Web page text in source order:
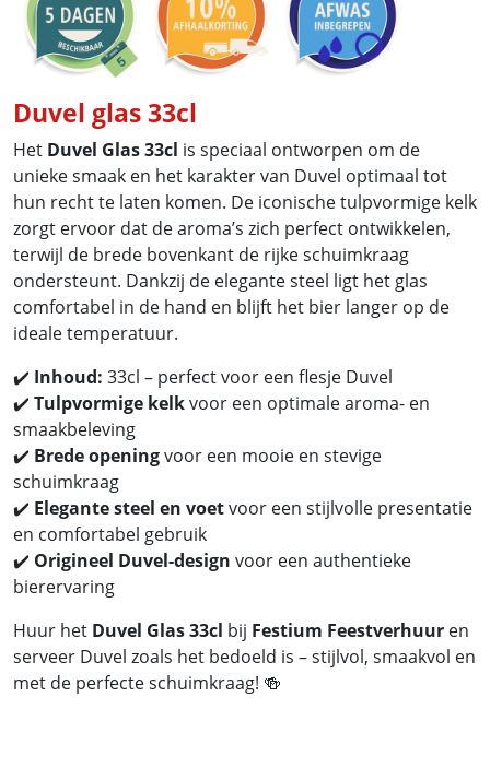
Duvel glas 33cl
Het Duvel Glas 33cl is speciaal ontworpen om de
unieke smaak en het karakter van Duvel optimaal tot
hun recht te laten komen. De iconische tulpvormige kelk
zorgt ervoor dat de aroma’s zich perfect ontwikkelen,
terwijl de brede bovenkant de rijke schuimkraag
ondersteunt. Dankzij de elegante steel ligt het glas
comfortabel in de hand en blijft het bier langer op de
ideale temperatuur.
✔️ Inhoud: 33cl – perfect voor een flesje Duvel
✔️ Tulpvormige kelkvoor een optimale aroma- en
smaakbeleving
✔️ Brede openingvoor een mooie en stevige
schuimkraag
✔️ Elegante steel en voetvoor een stijlvolle presentatie
en comfortabel gebruik
✔️ Origineel Duvel-design voor een authentieke
bierervaring
Huur het Duvel Glas 33cl bij Festium Feestverhuur en
serveer Duvel zoals het bedoeld is – stijlvol, smaakvol en
met de perfecte schuimkraag! 🍻